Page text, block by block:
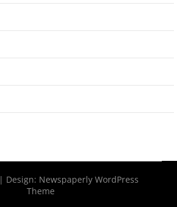
| Design: Newspaperly WordPress
Theme